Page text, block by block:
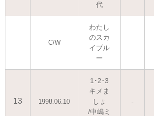
代
C/W
わたし
のスカ
イブル
ー
13 1998.06.10
1･2･3
キメま
しょ
/中嶋ミ
-